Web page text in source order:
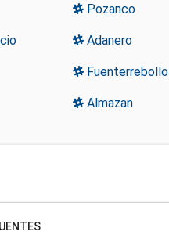
Pozanco
Adanero
Fuenterrebollo
Almazan